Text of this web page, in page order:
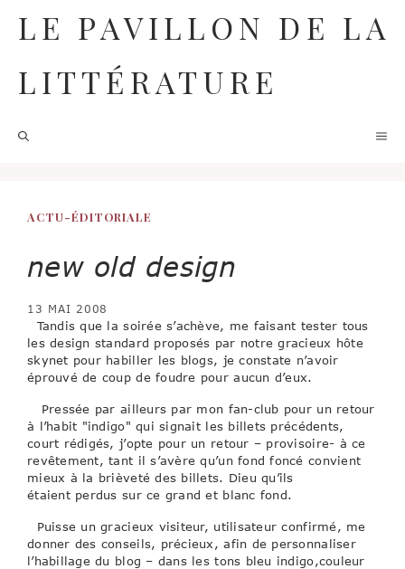
contenu
LE PAVILLON DE LA
LITTÉRATURE
ACTU-ÉDITORIALE
new old design
13 MAI 2008
Tandis que la soirée s’achève, me faisant tester tous
les design standard proposés par notre gracieux hôte
skynet pour habiller les blogs, je constate n’avoir
éprouvé de coup de foudre pour aucun d’eux.
Pressée par ailleurs par mon fan-club pour un retour
à l’habit "indigo" qui signait les billets précédents,
court rédigés, j’opte pour un retour – provisoire- à ce
revêtement, tant il s’avère qu’un fond foncé convient
mieux à la brièveté des billets. Dieu qu’ils
étaient perdus sur ce grand et blanc fond.
Puisse un gracieux visiteur, utilisateur confirmé, me
donner des conseils, précieux, afin de personnaliser
l’habillage du blog – dans les tons bleu indigo,couleur